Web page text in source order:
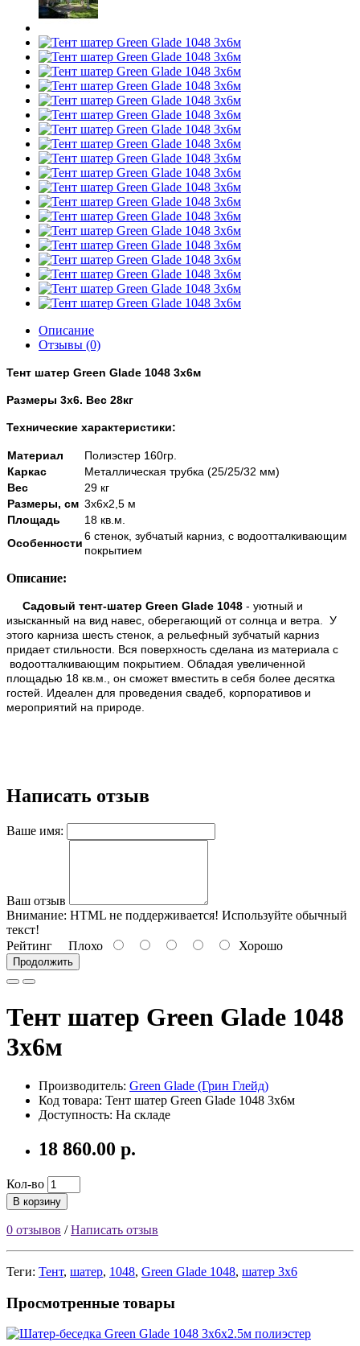
Описание
Отзывы (0)
Тент шатер Green Glade 1048 3х6м
Размеры 3x6. Вес 28кг
Технические характеристики:
Материал
Полиэстер 160гр.
Каркас
Металлическая трубка (25/25/32 мм)
Вес
29 кг
Размеры, см 3х6х2,5 м
Площадь
18 кв.м.
Особенности
6 стенок, зубчатый карниз, с водоотталкивающим
покрытием
Описание:
Садовый тент-шатер Green Glade 1048 - уютный и
изысканный на вид навес, оберегающий от солнца и ветра. У
этого карниза шесть стенок, а рельефный зубчатый карниз
придает стильности. Вся поверхность сделана из материала с
водоотталкивающим покрытием. Обладая увеличенной
площадью 18 кв.м., он сможет вместить в себя более десятка
гостей. Идеален для проведения свадеб, корпоративов и
мероприятий на природе.
Написать отзыв
Ваше имя:
Ваш отзыв
Внимание: HTML не поддерживается! Используйте обычный
текст!
Рейтинг Плохо Хорошо
Продолжить
Тент шатер Green Glade 1048
3х6м
Производитель: Green Glade (Грин Глейд)
Код товара: Тент шатер Green Glade 1048 3х6м
Доступность: На складе
18 860.00 р.
Кол-во
В корзину
0 отзывов /Написать отзыв
Теги: Тент, шатер, 1048, Green Glade 1048, шатер 3х6
Просмотренные товары